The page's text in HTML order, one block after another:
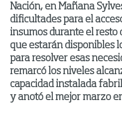
Nación, en Mañana
dificultades para el
insumos durante el resto
que estarán disponibles
para resolver esas
remarcó los niveles
capacidad instalada
y anotó el mejor marzo